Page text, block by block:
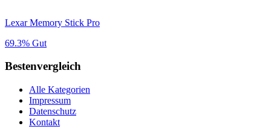
Lexar Memory Stick Pro
69.3% Gut
Bestenvergleich
Alle Kategorien
Impressum
Datenschutz
Kontakt